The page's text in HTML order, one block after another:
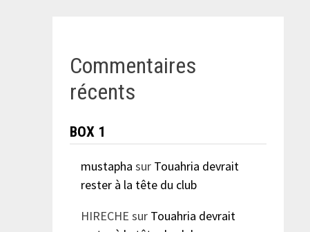
Commentaires
récents
BOX 1
mustapha sur Touahria devrait
rester à la tête du club
HIRECHE sur Touahria devrait